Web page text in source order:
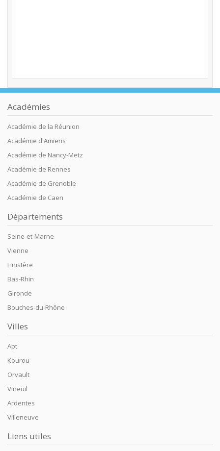
Académies
Académie de la Réunion
Académie d'Amiens
Académie de Nancy-Metz
Académie de Rennes
Académie de Grenoble
Académie de Caen
Départements
Seine-et-Marne
Vienne
Finistère
Bas-Rhin
Gironde
Bouches-du-Rhône
Villes
Apt
Kourou
Orvault
Vineuil
Ardentes
Villeneuve
Liens utiles